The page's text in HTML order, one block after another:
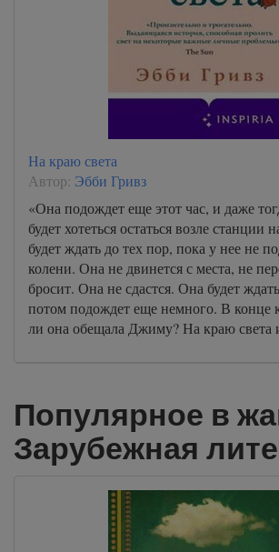
На краю света
Автор: Эбби Гривз
«Она подождет еще этот час, и даже
будет хотеться остаться возле станции
будет ждать до тех пор, пока у нее не
колени. Она не двинется с места, не
бросит. Она не сдастся. Она будет
потом подождет еще немного. В конце
ли она обещала Джиму? На краю света
Популярное в
Зарубежная